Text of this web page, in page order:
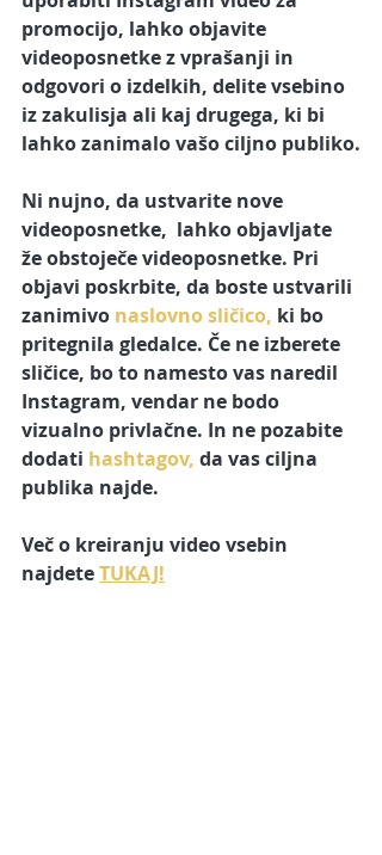
promocijo, lahko objavite
videoposnetke z vprašanji in
odgovori o izdelkih, delite vsebino
iz zakulisja ali kaj drugega, ki bi
lahko zanimalo vašo ciljno publiko.
Ni nujno, da ustvarite nove
videoposnetke,  lahko objavljate
že obstoječe videoposnetke. Pri
objavi poskrbite, da boste ustvarili
zanimivo naslovno sličico, ki bo
pritegnila gledalce. Če ne izberete
sličice, bo to namesto vas naredil
Instagram, vendar ne bodo
vizualno privlačne. In ne pozabite
dodati hashtagov, da vas ciljna
publika najde.
Več o kreiranju video vsebin
najdete TUKAJ!